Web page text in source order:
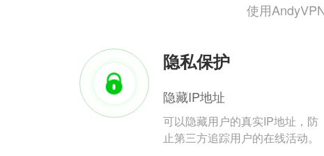
使用
隐私保护
隐藏IP地址
可以隐藏用户的真实IP地址，防
止第三方追踪用户的在线活动。